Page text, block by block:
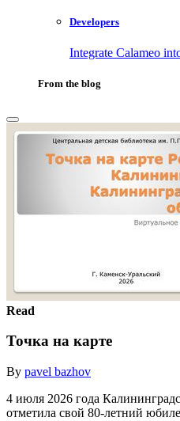
Developers
Integrate Calameo
From the blog
Read
Точка на карте
By pavel bazhov
4 июля 2026 года
отметила свой 80-летний